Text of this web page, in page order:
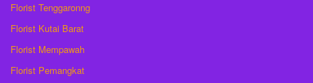
Florist Tenggaronng
Florist Kutai Barat
Florist Mempawah
Florist Pemangkat